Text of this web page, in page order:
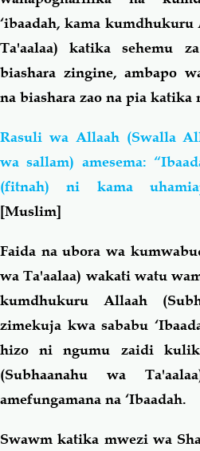
‘ibaadah, kama
Ta'aalaa) katika sehemu
biashara zingine, ambapo
na biashara zao na pia katika
Rasuli wa Allaah (Swalla
wa sallam) amesema:
(fitnah) ni kama
[Muslim]
Faida na ubora wa
wa Ta'aalaa) wakati watu
kumdhukuru Allaah
zimekuja kwa sababu
hizo ni ngumu zaidi
(Subhaanahu wa
amefungamana na ‘Ibaadah.
Swawm katika mwezi wa